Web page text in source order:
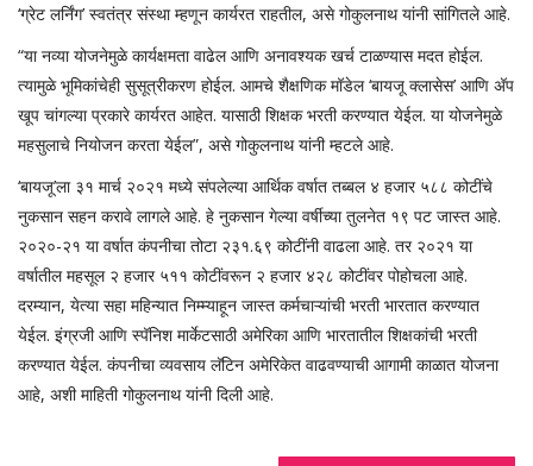
‘ग्रेट लर्निंग’ स्वतंत्र संस्था म्हणून कार्यरत राहतील, असे गोकुलनाथ यांनी सांगितले आहे.
“या नव्या योजनेमुळे कार्यक्षमता वाढेल आणि अनावश्यक खर्च टाळण्यास मदत होईल.
त्यामुळे भूमिकांचेही सुसूत्रीकरण होईल. आमचे शैक्षणिक मॉडेल ‘बायजू क्लासेस’ आणि अ‍ॅप
खूप चांगल्या प्रकारे कार्यरत आहेत. यासाठी शिक्षक भरती करण्यात येईल. या योजनेमुळे
महसुलाचे नियोजन करता येईल”, असे गोकुलनाथ यांनी म्हटले आहे.
‘बायजू’ला ३१ मार्च २०२१ मध्ये संपलेल्या आर्थिक वर्षात तब्बल ४ हजार ५८८ कोटींचे
नुकसान सहन करावे लागले आहे. हे नुकसान गेल्या वर्षीच्या तुलनेत १९ पट जास्त आहे.
२०२०-२१ या वर्षात कंपनीचा तोटा २३१.६९ कोटींनी वाढला आहे. तर २०२१ या
वर्षातील महसूल २ हजार ५११ कोटींवरून २ हजार ४२८ कोटींवर पोहोचला आहे.
दरम्यान, येत्या सहा महिन्यात निम्म्याहून जास्त कर्मचाऱ्यांची भरती भारतात करण्यात
येईल. इंग्रजी आणि स्पॅनिश मार्केटसाठी अमेरिका आणि भारतातील शिक्षकांची भरती
करण्यात येईल. कंपनीचा व्यवसाय लॅटिन अमेरिकेत वाढवण्याची आगामी काळात योजना
आहे, अशी माहिती गोकुलनाथ यांनी दिली आहे.